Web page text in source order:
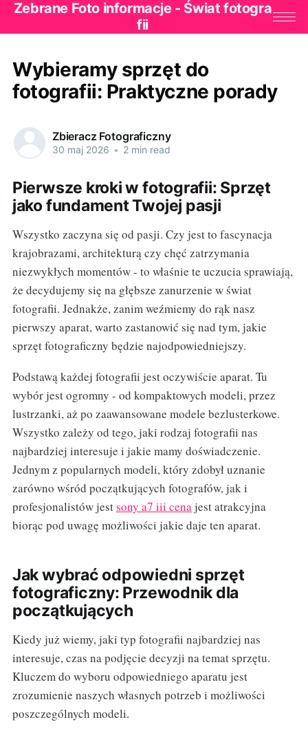
Zebrane Foto informacje - Świat fotogra
fii
Wybieramy sprzęt do
fotografii: Praktyczne porady
Zbieracz Fotograficzny
30 maj 2026 • 2 min read
Pierwsze kroki w fotografii: Sprzęt
jako fundament Twojej pasji
Wszystko zaczyna się od pasji. Czy jest to fascynacja
krajobrazami, architekturą czy chęć zatrzymania
niezwykłych momentów - to właśnie te uczucia sprawiają,
że decydujemy się na głębsze zanurzenie w świat
fotografii. Jednakże, zanim weźmiemy do rąk nasz
pierwszy aparat, warto zastanowić się nad tym, jakie
sprzęt fotograficzny będzie najodpowiedniejszy.
Podstawą każdej fotografii jest oczywiście aparat. Tu
wybór jest ogromny - od kompaktowych modeli, przez
lustrzanki, aż po zaawansowane modele bezlusterkowe.
Wszystko zależy od tego, jaki rodzaj fotografii nas
najbardziej interesuje i jakie mamy doświadczenie.
Jednym z popularnych modeli, który zdobył uznanie
zarówno wśród początkujących fotografów, jak i
profesjonalistów jestsony a7 iii cena jest atrakcyjna
biorąc pod uwagę możliwości jakie daje ten aparat.
Jak wybrać odpowiedni sprzęt
fotograficzny: Przewodnik dla
początkujących
Kiedy już wiemy, jaki typ fotografii najbardziej nas
interesuje, czas na podjęcie decyzji na temat sprzętu.
Kluczem do wyboru odpowiedniego aparatu jest
zrozumienie naszych własnych potrzeb i możliwości
poszczególnych modeli.